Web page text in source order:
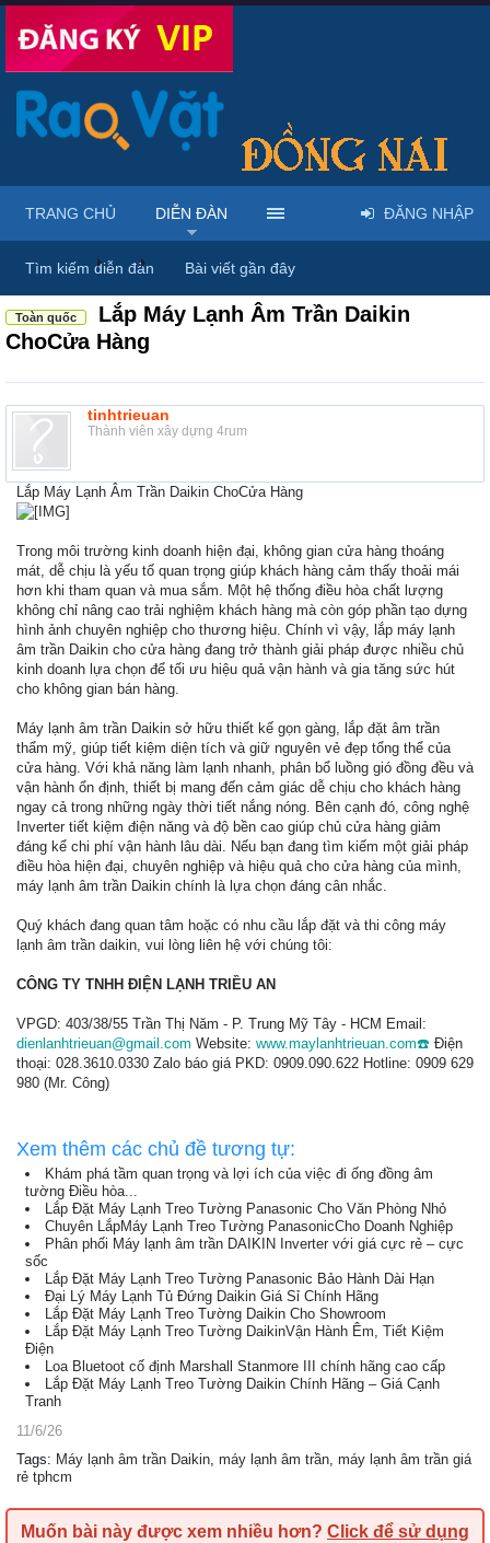
Diễn đàn ... Mua bán & sửa điện tử, điện lạnh
Toàn quốc
Lắp Máy Lạnh Âm Trần Daikin
ChoCửa Hàng
tinhtrieuan
Thành viên xây dựng 4rum
Lắp Máy Lạnh Âm Trần Daikin ChoCửa Hàng
Trong môi trường kinh doanh hiện đại, không gian cửa hàng thoáng
mát, dễ chịu là yếu tố quan trọng giúp khách hàng cảm thấy thoải mái
hơn khi tham quan và mua sắm. Một hệ thống điều hòa chất lượng
không chỉ nâng cao trải nghiệm khách hàng mà còn góp phần tạo dựng
hình ảnh chuyên nghiệp cho thương hiệu. Chính vì vậy, lắp máy lạnh
âm trần Daikin cho cửa hàng đang trở thành giải pháp được nhiều chủ
kinh doanh lựa chọn để tối ưu hiệu quả vận hành và gia tăng sức hút
cho không gian bán hàng.
Máy lạnh âm trần Daikin sở hữu thiết kế gọn gàng, lắp đặt âm trần
thẩm mỹ, giúp tiết kiệm diện tích và giữ nguyên vẻ đẹp tổng thể của
cửa hàng. Với khả năng làm lạnh nhanh, phân bổ luồng gió đồng đều và
vận hành ổn định, thiết bị mang đến cảm giác dễ chịu cho khách hàng
ngay cả trong những ngày thời tiết nắng nóng. Bên cạnh đó, công nghệ
Inverter tiết kiệm điện năng và độ bền cao giúp chủ cửa hàng giảm
đáng kể chi phí vận hành lâu dài. Nếu bạn đang tìm kiếm một giải pháp
điều hòa hiện đại, chuyên nghiệp và hiệu quả cho cửa hàng của mình,
máy lạnh âm trần Daikin chính là lựa chọn đáng cân nhắc.
Quý khách đang quan tâm hoặc có nhu cầu lắp đặt và thi công máy
lạnh âm trần daikin, vui lòng liên hệ với chúng tôi:
CÔNG TY TNHH ĐIỆN LẠNH TRIỀU AN
VPGD: 403/38/55 Trần Thị Năm - P. Trung Mỹ Tây - HCM Email:
dienlanhtrieuan@gmail.com Website: www.maylanhtrieuan.com☎️ Điện
thoại: 028.3610.0330 Zalo báo giá PKD: 0909.090.622 Hotline: 0909 629
980 (Mr. Công)
Xem thêm các chủ đề tương tự:
Khám phá tầm quan trọng và lợi ích của việc đi ống đồng âm
tường Điều hòa...
Lắp Đặt Máy Lạnh Treo Tường Panasonic Cho Văn Phòng Nhỏ
Chuyên LắpMáy Lạnh Treo Tường PanasonicCho Doanh Nghiệp
Phân phối Máy lạnh âm trần DAIKIN Inverter với giá cực rẻ – cực
sốc
Lắp Đặt Máy Lạnh Treo Tường Panasonic Bảo Hành Dài Hạn
Đại Lý Máy Lạnh Tủ Đứng Daikin Giá Sỉ Chính Hãng
Lắp Đặt Máy Lạnh Treo Tường Daikin Cho Showroom
Lắp Đặt Máy Lạnh Treo Tường DaikinVận Hành Êm, Tiết Kiệm
Điện
Loa Bluetoot cố định Marshall Stanmore III chính hãng cao cấp
Lắp Đặt Máy Lạnh Treo Tường Daikin Chính Hãng – Giá Cạnh
Tranh
11/6/26
Tags: Máy lạnh âm trần Daikin, máy lạnh âm trần, máy lạnh âm trần giá
rẻ tphcm
Muốn bài này được xem nhiều hơn? Click để sử dụng
TRANG CHỦ DIỄN ĐÀN
Tìm kiếm diễn đàn Bài viết gần đây
ĐĂNG NHẬP